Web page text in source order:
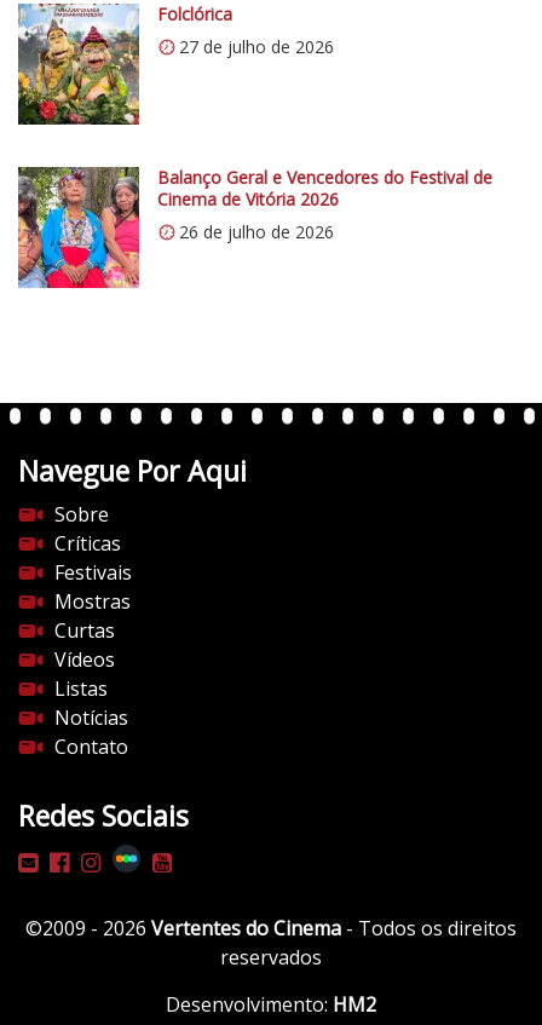
0
.
w
p
.
c
o
m
/
v
n
e
s
d
o
c
i
n
e
m
a
c
o
m
w
Folclórica
27 de julho de 2026
Balanço Geral e Vencedores do Festival de
Cinema de Vitória 2026
26 de julho de 2026
Navegue Por Aqui
Sobre
Críticas
Festivais
Mostras
Curtas
Vídeos
Listas
Notícias
Contato
Redes Sociais
©2009 - 2026 Vertentes do Cinema - Todos os direitos
reservados
Desenvolvimento: HM2